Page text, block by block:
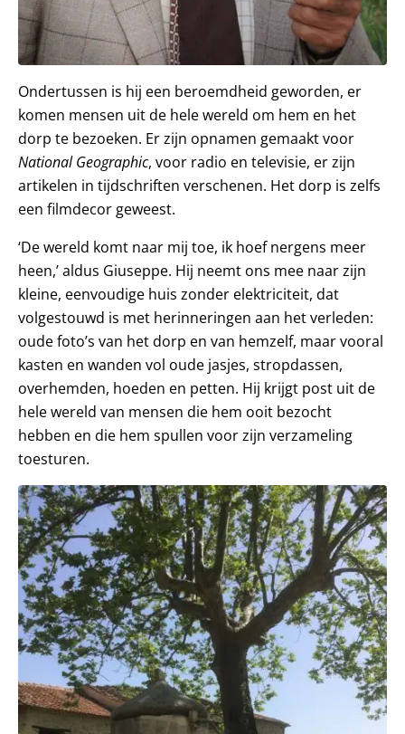
Ondertussen is hij een beroemdheid geworden, er
komen mensen uit de hele wereld om hem en het
dorp te bezoeken. Er zijn opnamen gemaakt voor
National Geographic, voor radio en televisie, er zijn
artikelen in tijdschriften verschenen. Het dorp is zelfs
een filmdecor geweest.
‘De wereld komt naar mij toe, ik hoef nergens meer
heen,’ aldus Giuseppe. Hij neemt ons mee naar zijn
kleine, eenvoudige huis zonder elektriciteit, dat
volgestouwd is met herinneringen aan het verleden:
oude foto’s van het dorp en van hemzelf, maar vooral
kasten en wanden vol oude jasjes, stropdassen,
overhemden, hoeden en petten. Hij krijgt post uit de
hele wereld van mensen die hem ooit bezocht
hebben en die hem spullen voor zijn verzameling
toesturen.